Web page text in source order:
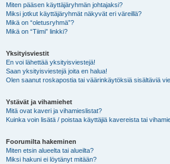
Miten pääsen käyttäjäryhmän johtajaksi?
Miksi jotkut käyttäjäryhmät näkyvät eri väreillä?
Mikä on “oletusryhmä”?
Mikä on “Tiimi” linkki?
Yksityisviestit
En voi lähettää yksityisviestejä!
Saan yksityisviestejä joita en halua!
Olen saanut roskapostia tai väärinkäytöksiä sisältäviä
Ystävät ja vihamiehet
Mitä ovat kaveri ja vihamieslistat?
Kuinka voin lisätä / poistaa käyttäjiä kavereista tai
Foorumilta hakeminen
Miten etsin alueelta tai alueilta?
Miksi hakuni ei löytänyt mitään?